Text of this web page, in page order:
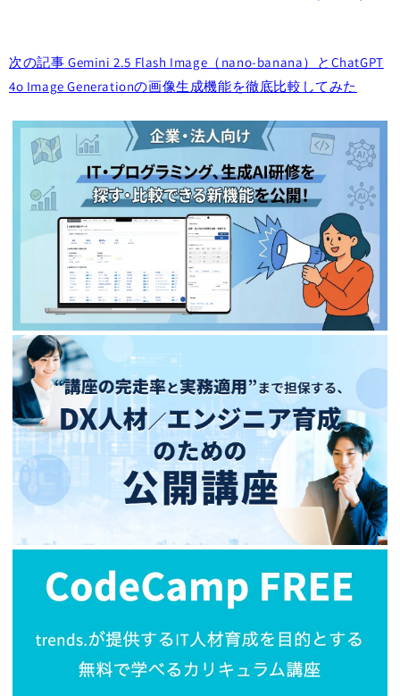
次の記事 Gemini 2.5 Flash Image（nano-banana）とChatGPT
4o Image Generationの画像生成機能を徹底比較してみた